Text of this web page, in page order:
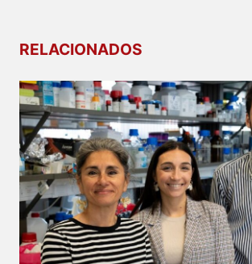
RELACIONADOS